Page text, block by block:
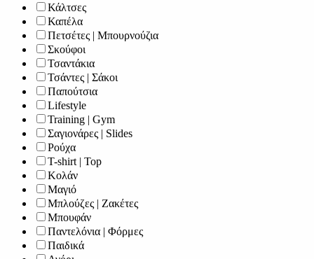
Κάλτσες
Καπέλα
Πετσέτες | Μπουρνούζια
Σκούφοι
Τσαντάκια
Τσάντες | Σάκοι
Παπούτσια
Lifestyle
Training | Gym
Σαγιονάρες | Slides
Ρούχα
T-shirt | Top
Κολάν
Μαγιό
Μπλούζες | Ζακέτες
Μπουφάν
Παντελόνια | Φόρμες
Παιδικά